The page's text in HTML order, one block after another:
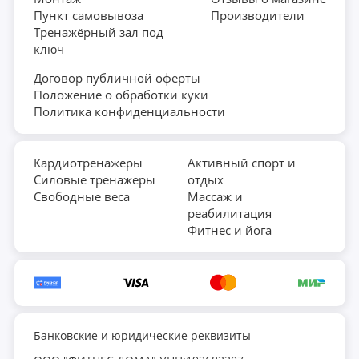
возможностью управления беговой дорожкой и
сохранения тренировок. * Для занятий в режиме
кардиотренировки требуется подключить нагрудный
кардиопояс UNIX Fit, не входит в комплект поставки и
приобретается отдельно.
Пункт самовывоза
Тренажёрный зал под
ключ
Производители
Договор публичной оферты
Положение о обработки куки
Политика конфиденциальности
Кардиотренажеры
Силовые тренажеры
Свободные веса
Активный спорт и
отдых
Массаж и
реабилитация
Фитнес и йога
Банковские и юридические реквизиты